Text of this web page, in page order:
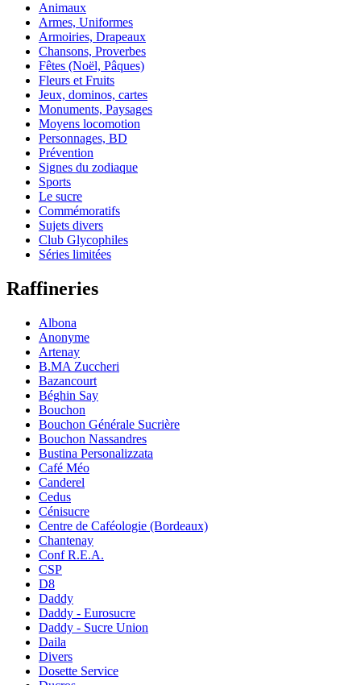
Animaux
Armes, Uniformes
Armoiries, Drapeaux
Chansons, Proverbes
Fêtes (Noël, Pâques)
Fleurs et Fruits
Jeux, dominos, cartes
Monuments, Paysages
Moyens locomotion
Personnages, BD
Prévention
Signes du zodiaque
Sports
Le sucre
Commémoratifs
Sujets divers
Club Glycophiles
Séries limitées
Raffineries
Albona
Anonyme
Artenay
B.MA Zuccheri
Bazancourt
Béghin Say
Bouchon
Bouchon Générale Sucrière
Bouchon Nassandres
Bustina Personalizzata
Café Méo
Canderel
Cedus
Cénisucre
Centre de Caféologie (Bordeaux)
Chantenay
Conf R.E.A.
CSP
D8
Daddy
Daddy - Eurosucre
Daddy - Sucre Union
Daila
Divers
Dosette Service